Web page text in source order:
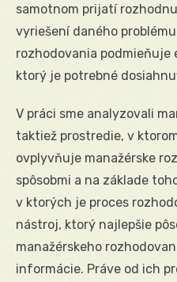
samotnom prijatí
vyriešení daného
rozhodovania podmieňuje
ktorý je potrebné
V práci sme analyzovali
taktiež prostredie, v
ovplyvňuje manažérske
spôsobmi a na základe
v ktorých je proces
nástroj, ktorý najlepšie
manažérskeho
informácie. Práve od ich